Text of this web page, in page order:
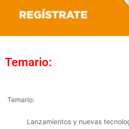
Temario:
Temario:
Lanzamientos y nuevas